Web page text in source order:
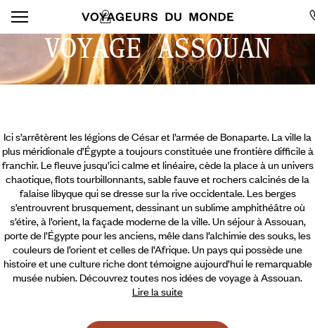
VOYAGE ASSOUAN
Ici s’arrêtèrent les légions de César et l’armée de Bonaparte. La ville la
plus méridionale d’Égypte a toujours constituée une frontière difficile à
franchir. Le fleuve jusqu’ici calme et linéaire, cède la place à un univers
chaotique, flots tourbillonnants, sable fauve et rochers calcinés de la
falaise libyque qui se dresse sur la rive occidentale. Les berges
s’entrouvrent brusquement, dessinant un sublime amphithéâtre où
s’étire, à l’orient, la façade moderne de la ville. Un séjour à Assouan,
porte de l’Égypte pour les anciens, mêle dans l’alchimie des souks, les
couleurs de l’orient et celles de l’Afrique.Un pays qui possède une
histoire et une culture riche dont témoigne aujourd’hui le remarquable
musée nubien. Découvrez toutes nos idées de voyage à Assouan.
Lire la suite